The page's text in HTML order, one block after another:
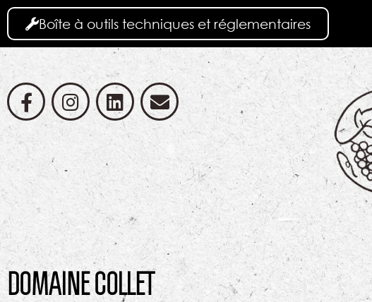
Boîte à outils techniques et réglementaires
DOMAINE COLLET